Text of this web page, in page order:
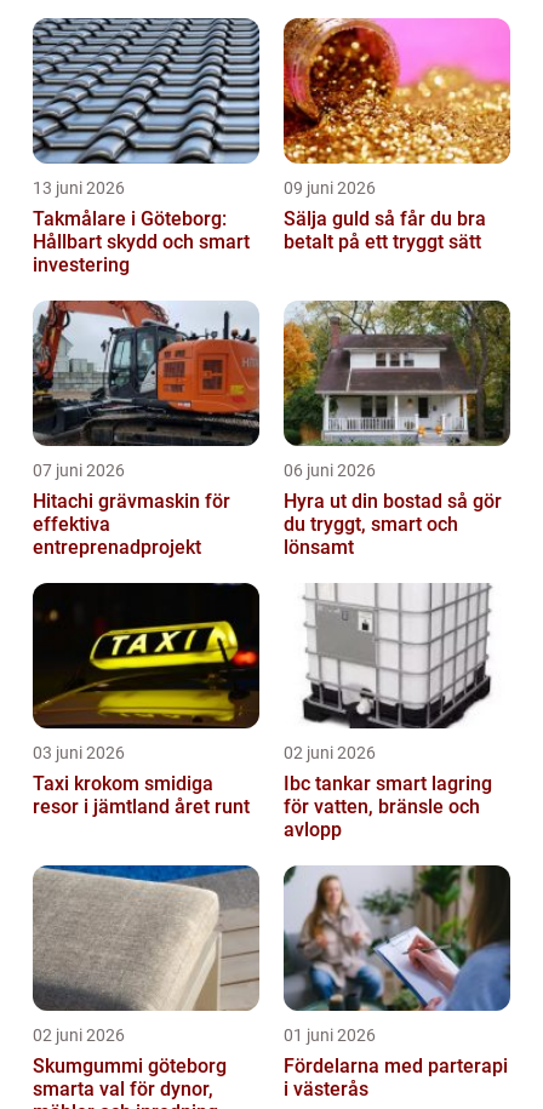
13 juni 2026
Takmålare i Göteborg:
Hållbart skydd och smart
investering
09 juni 2026
Sälja guld så får du bra
betalt på ett tryggt sätt
07 juni 2026
Hitachi grävmaskin för
effektiva
entreprenadprojekt
06 juni 2026
Hyra ut din bostad så gör
du tryggt, smart och
lönsamt
03 juni 2026
Taxi krokom smidiga
resor i jämtland året runt
02 juni 2026
Ibc tankar smart lagring
för vatten, bränsle och
avlopp
02 juni 2026
Skumgummi göteborg
smarta val för dynor,
01 juni 2026
Fördelarna med parterapi
i västerås